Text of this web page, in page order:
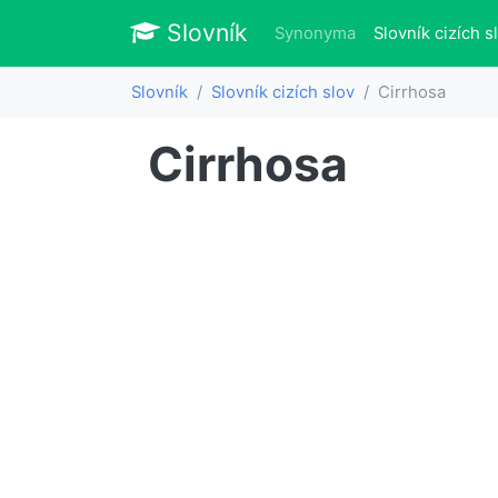
Slovník Slovník
Synonyma Slovník cizích
Slovník Slovník cizích slov Cirrhosa
Cirrhosa